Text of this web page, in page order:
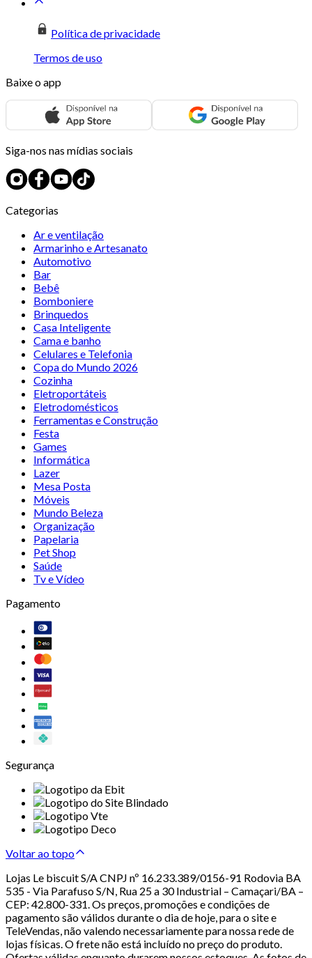
Política de privacidade
Termos de uso
Baixe o app
Siga-nos nas mídias sociais
Categorias
Ar e ventilação
Armarinho e Artesanato
Automotivo
Bar
Bebê
Bomboniere
Brinquedos
Casa Inteligente
Cama e banho
Celulares e Telefonia
Copa do Mundo 2026
Cozinha
Eletroportáteis
Eletrodomésticos
Ferramentas e Construção
Festa
Games
Informática
Lazer
Mesa Posta
Móveis
Mundo Beleza
Organização
Papelaria
Pet Shop
Saúde
Tv e Vídeo
Pagamento
Segurança
Voltar ao topo
Lojas Le biscuit S/A CNPJ nº 16.233.389/0156-91 Rodovia BA
535 - Via Parafuso S/N, Rua 25 a 30 Industrial – Camaçari/BA –
CEP: 42.800-331. Os preços, promoções e condições de
pagamento são válidos durante o dia de hoje, para o site e
TeleVendas, não valendo necessariamente para nossa rede de
lojas físicas. O frete não está incluído no preço do produto.